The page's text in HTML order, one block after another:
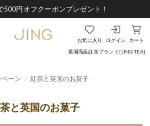
500円オフクーポンプレゼント！
英国高級紅茶ブランド[JING TEA]
お気に入り ログイン カート
ーン 紅茶と英国のお菓子
と英国のお菓子